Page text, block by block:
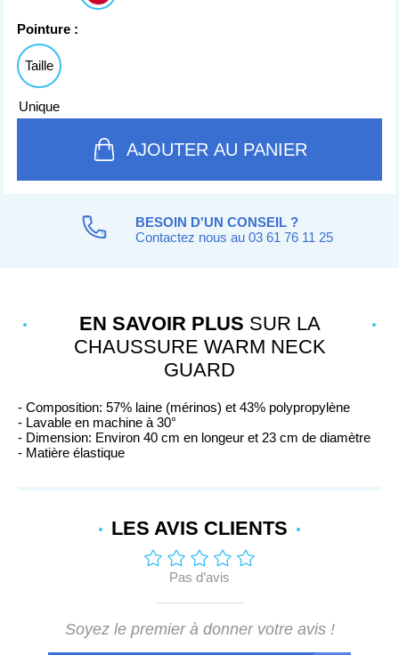
Pointure :
Taille
Unique
AJOUTER AU PANIER
BESOIN D'UN CONSEIL ?
Contactez nous au 03 61 76 11 25
EN SAVOIR PLUS SUR LA
CHAUSSURE WARM NECK
GUARD
- Composition: 57% laine (mérinos) et 43% polypropylène
- Lavable en machine à 30°
- Dimension: Environ 40 cm en longeur et 23 cm de diamètre
- Matière élastique
LES AVIS CLIENTS
Pas d’avis
Soyez le premier à donner votre avis !